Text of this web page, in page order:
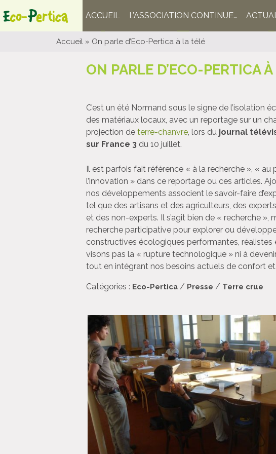
ACCUEIL L’ASSOCIATION CONTINUE…
Accueil » On parle d’Eco-Pertica à la télé
ON PARLE D’ECO-PERTICA
C’est un été Normand sous le signe de l’isolation
des matériaux locaux, avec un reportage sur un
projection de terre-chanvre , lors du journal
sur France 3 du 10 juillet.
Il est parfois fait référence « à la recherche », « au
l’innovation » dans ce reportage ou ces articles. A
nos développements associent le savoir-faire
tel que des artisans et des agriculteurs, des
et des non-experts. Il s’agit bien de « recherche »,
recherche participative pour explorer ou
constructives écologiques performantes, réalistes
visons pas la « rupture technologique » ni à
tout en intégrant nos besoins actuels de confort
Catégories : Eco-Pertica / Presse / Terre crue